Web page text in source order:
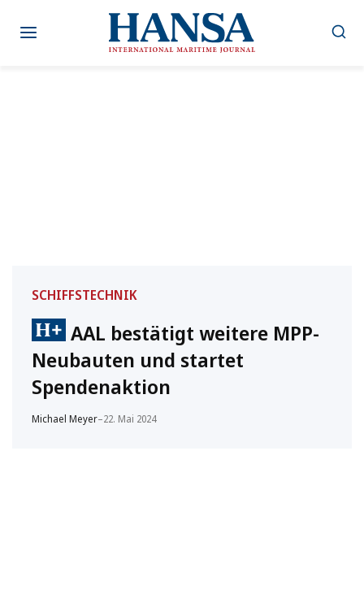
Inhalt
SCHIFFSTECHNIK
AAL bestätigt weitere MPP-
Neubauten und startet
Spendenaktion
Michael Meyer–22. Mai 2024